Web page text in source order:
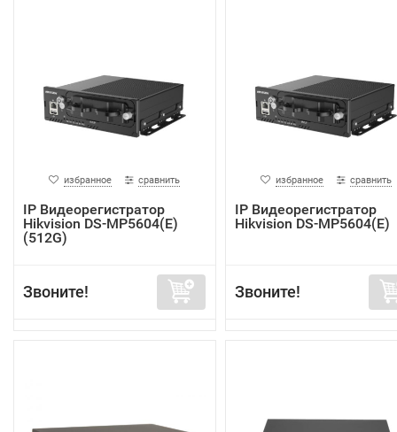
избранное сравнить
IP Видеорегистратор
Hikvision DS-MP5604(E)
(512G)
Звоните!
избранное сравнить
IP Видеорегистратор
Hikvision DS-MP5604(E)
Звоните!